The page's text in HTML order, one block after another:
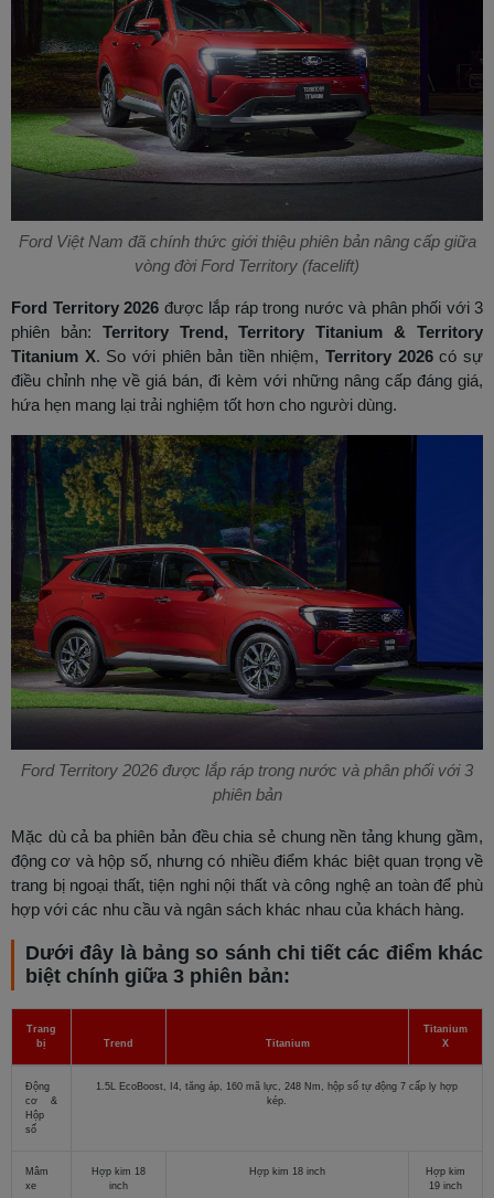
Ford Việt Nam đã chính thức giới thiệu phiên bản nâng cấp giữa
vòng đời Ford Territory (facelift)
Ford Territory 2026 được lắp ráp trong nước và phân phối với 3
phiên bản: Territory Trend, Territory Titanium & Territory
Titanium X. So với phiên bản tiền nhiệm,Territory 2026có sự
điều chỉnh nhẹ về giá bán, đi kèm với những nâng cấp đáng giá,
hứa hẹn mang lại trải nghiệm tốt hơn cho người dùng.
Ford Territory 2026 được lắp ráp trong nước và phân phối với 3
phiên bản
Mặc dù cả ba phiên bản đều chia sẻ chung nền tảng khung gầm,
động cơ và hộp số, nhưng có nhiều điểm khác biệt quan trọng về
trang bị ngoại thất, tiện nghi nội thất và công nghệ an toàn để phù
hợp với các nhu cầu và ngân sách khác nhau của khách hàng.
Dưới đây là bảng so sánh chi tiết các điểm khác
biệt chính giữa 3 phiên bản:
Trang
bị
Trend Titanium
Titanium
X
Động
cơ &
Hộp
số
1.5L EcoBoost, I4, tăng áp, 160 mã lực, 248 Nm, hộp số tự động 7 cấp ly hợp
kép.
Mâm
xe
Hợp kim 18
inch
Hợp kim 18 inch
Hợp kim
19 inch